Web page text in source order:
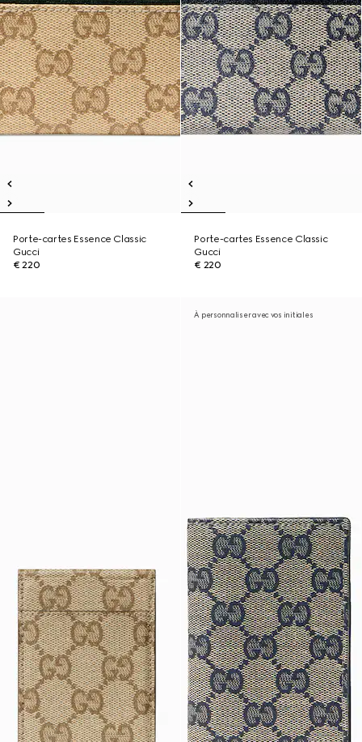
Porte-cartes Essence Classic
Gucci
€ 220
Porte-cartes Essence Classic
Gucci
€ 220
À personnaliser avec vos initiales